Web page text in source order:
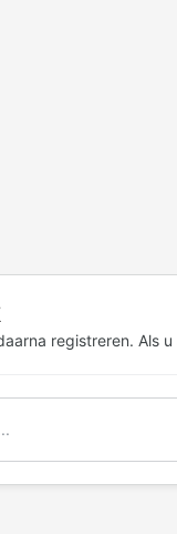
registreren. Als